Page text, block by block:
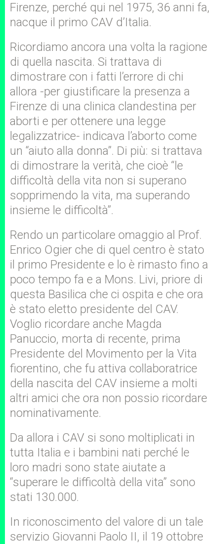
Firenze, perché qui nel 1975, 36 anni fa,
nacque il primo CAV d’Italia.
Ricordiamo ancora una volta la ragione
di quella nascita. Si trattava di
dimostrare con i fatti l’errore di chi
allora -per giustificare la presenza a
Firenze di una clinica clandestina per
aborti e per ottenere una legge
legalizzatrice- indicava l’aborto come
un “aiuto alla donna”. Di più: si trattava
di dimostrare la verità, che cioè “le
difficoltà della vita non si superano
sopprimendo la vita, ma superando
insieme le difficoltà”.
Rendo un particolare omaggio al Prof.
Enrico Ogier che di quel centro è stato
il primo Presidente e lo è rimasto fino a
poco tempo fa e a Mons. Livi, priore di
questa Basilica che ci ospita e che ora
è stato eletto presidente del CAV.
Voglio ricordare anche Magda
Panuccio, morta di recente, prima
Presidente del Movimento per la Vita
fiorentino, che fu attiva collaboratrice
della nascita del CAV insieme a molti
altri amici che ora non possio ricordare
nominativamente.
Da allora i CAV si sono moltiplicati in
tutta Italia e i bambini nati perché le
loro madri sono state aiutate a
“superare le difficoltà della vita” sono
stati 130.000.
In riconoscimento del valore di un tale
servizio Giovanni Paolo II, il 19 ottobre